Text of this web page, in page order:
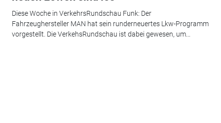
Diese Woche in VerkehrsRundschau Funk: Der
Fahrzeughersteller MAN hat sein runderneuertes Lkw-Programm
vorgestellt. Die VerkehsRundschau ist dabei gewesen, um...